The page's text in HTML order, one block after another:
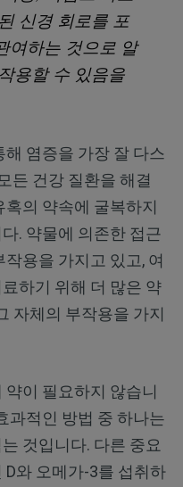
신경 회로를 포
여하는 것으로 알
용할 수 있음을
염증을 가장 잘 다스
든 건강 질환을 해결
의 약속에 굴복하지
. 약물에 의존한 접근
용을 가지고 있고, 여
하기 위해 더 많은 약
자체의 부작용을 가지
약이 필요하지 않습니
과적인 방법 중 하나는
것입니다. 다른 중요
와 오메가-3를 섭취하